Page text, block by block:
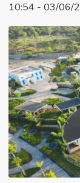
10:54 - 03/06/